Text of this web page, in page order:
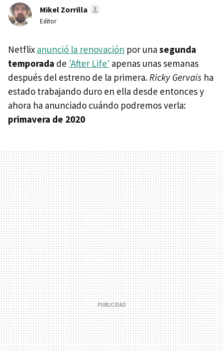
Mikel Zorrilla
Editor
Netflix anunció la renovación por una segunda
temporada de 'After Life' apenas unas semanas
después del estreno de la primera. Ricky Gervais ha
estado trabajando duro en ella desde entonces y
ahora ha anunciado cuándo podremos verla:
primavera de 2020